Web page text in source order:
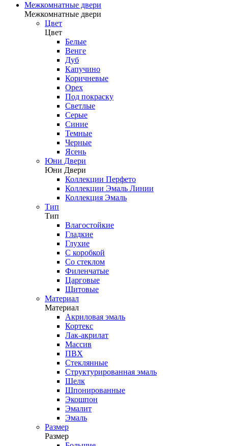
Межкомнатные двери
Межкомнатные двери
Цвет
Цвет
Белые
Венге
Дуб
Капучино
Коричневые
Орех
Под покраску
Светлые
Серые
Синие
Темные
Черные
Ясень
Юни Двери
Юни Двери
Коллекции Перфето
Коллекции Эмаль Линии
Коллекция Эмаль
Тип
Тип
Влагостойкие
Гладкие
Глухие
С коробкой
Со стеклом
Филенчатые
Царговые
Щитовые
Материал
Материал
Акриловая эмаль
Кортекс
Лак-акрилат
Массив
ПВХ
Стеклянные
Структурированная эмаль
Шелк
Шпонированные
Экошпон
Эмалит
Эмаль
Размер
Размер